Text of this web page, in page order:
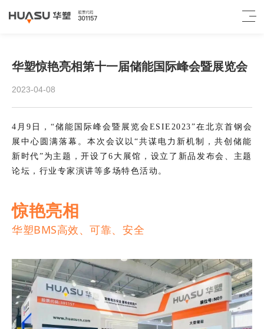
华塑惊艳亮相第十一届储能国际峰会暨展览会
2023-04-08
4月9日，“储能国际峰会暨展览会ESIE2023”在北京首钢会
展中心圆满落幕。本次会议以“共谋电力新机制，共创储能
新时代”为主题，开设了6大展馆，设立了新品发布会、主题
论坛，行业专家演讲等多场特色活动。
惊艳亮相
华塑BMS高效、可靠、安全